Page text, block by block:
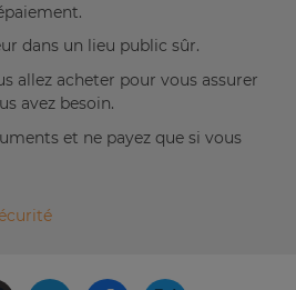
dans un lieu public sûr.
allez acheter pour vous assurer
avez besoin.
et ne payez que si vous